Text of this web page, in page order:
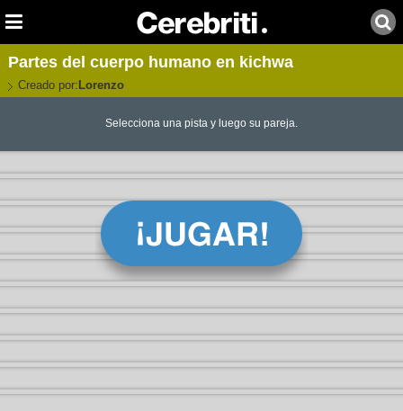
Partes del cuerpo humano en kichwa
Creado por: Lorenzo
Selecciona una pista y luego su pareja.